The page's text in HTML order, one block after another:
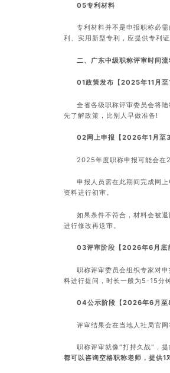
05专利材料
专利材料并不是申报职称必
利、实用新型专利，应提供专利
二、广东中级职称评审时间流
01政策发布【2025年11月至
全省各级职称评审委员会将
先了解政策，比别人早做准备!
02网上申报【2026年1月至3
2025年度职称申报可能会在
申报人员需在此期间完成网
资料进行初审。
如果条件不符合，材料会被
进行修改再送审。
03评审阶段【2026年6月底
职称评审委员会组织专家对
料进行提问，时长一般为5-15分钟
04公示阶段【2026年6月至8
评审结果会在当地人社局官
职称评审就像"打持久战"，
都可以咨询空格职称老师，提供1